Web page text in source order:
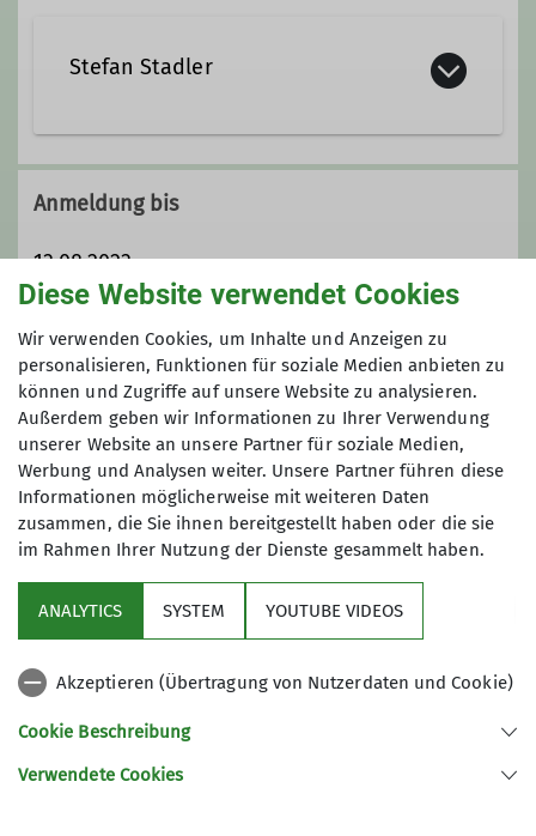
Stefan Stadler
contact@stefanstadler.com
Qualifikationen
Trainer*in B Alpinklettern
Anmeldung bis
13.08.2023
Maximale Teilnehmeranzahl
3
wichtige Infos
Partner
Diese Website verwendet Cookies
Wir verwenden Cookies, um Inhalte und Anzeigen zu
personalisieren, Funktionen für soziale Medien anbieten zu
können und Zugriffe auf unsere Website zu analysieren.
Außerdem geben wir Informationen zu Ihrer Verwendung
unserer Website an unsere Partner für soziale Medien,
Werbung und Analysen weiter. Unsere Partner führen diese
Informationen möglicherweise mit weiteren Daten
zusammen, die Sie ihnen bereitgestellt haben oder die sie
im Rahmen Ihrer Nutzung der Dienste gesammelt haben.
ANALYTICS SYSTEM YOUTUBE VIDEOS
Akzeptieren (Übertragung von Nutzerdaten und Cookie)
Cookie Beschreibung
Verwendete Cookies